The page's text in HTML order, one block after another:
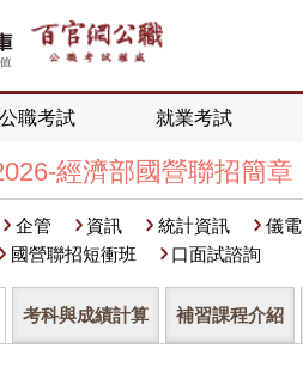
公職考試 就業考試
經濟部國營聯招簡章
企管 資訊 統計資訊 儀電
國營聯招短衝班 口面試諮詢
考科與成績計算 補習課程介紹